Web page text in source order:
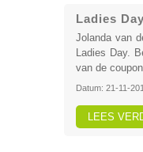
Ladies
Jolanda van
Ladies Day.
van de
Datum: 21-11-
LEES